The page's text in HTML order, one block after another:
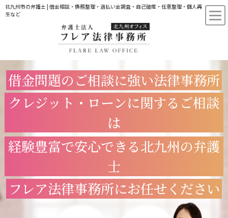
北九州市の弁護士 | 借金相談・債務整理・過払い金調査・自己破産・任意整理・個人再
生など
借金問題のご相談に強い法律事務所
クレジット・ローンに関するご相談
は
経験豊富で安心できる北九州の弁護
士
フレア法律事務所にお任せください